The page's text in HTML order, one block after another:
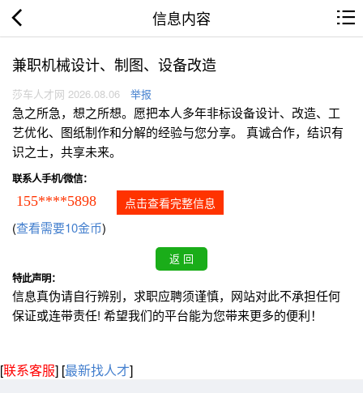
信息内容
兼职机械设计、制图、设备改造
莎车人才网 2026.08.06 举报
急之所急，想之所想。愿把本人多年非标设备设计、改造、工
艺优化、图纸制作和分解的经验与您分享。 真诚合作，结识有
识之士，共享未来。
联系人手机/微信：
155****5898 点击查看完整信息
(查看需要10金币)
特此声明：
信息真伪请自行辨别，求职应聘须谨慎，网站对此不承担任何
保证或连带责任! 希望我们的平台能为您带来更多的便利！
[联系客服] [最新找人才]